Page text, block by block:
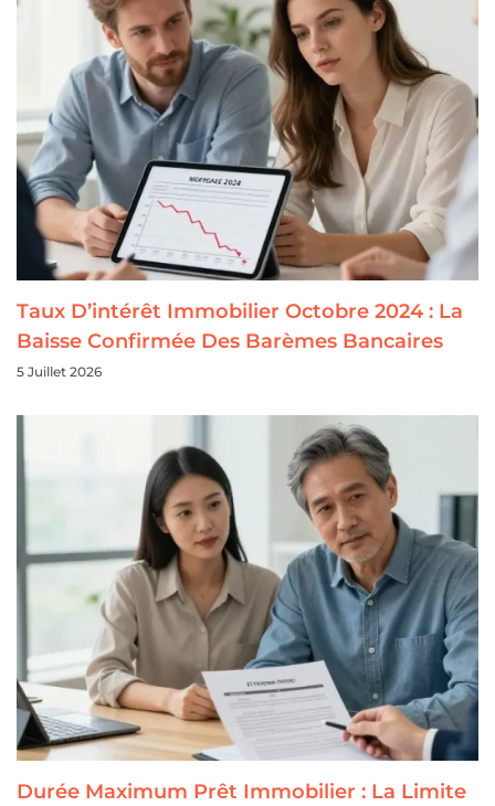
Taux D’intérêt Immobilier Octobre 2024 : La
Baisse Confirmée Des Barèmes Bancaires
5 Juillet 2026
Durée Maximum Prêt Immobilier : La Limite